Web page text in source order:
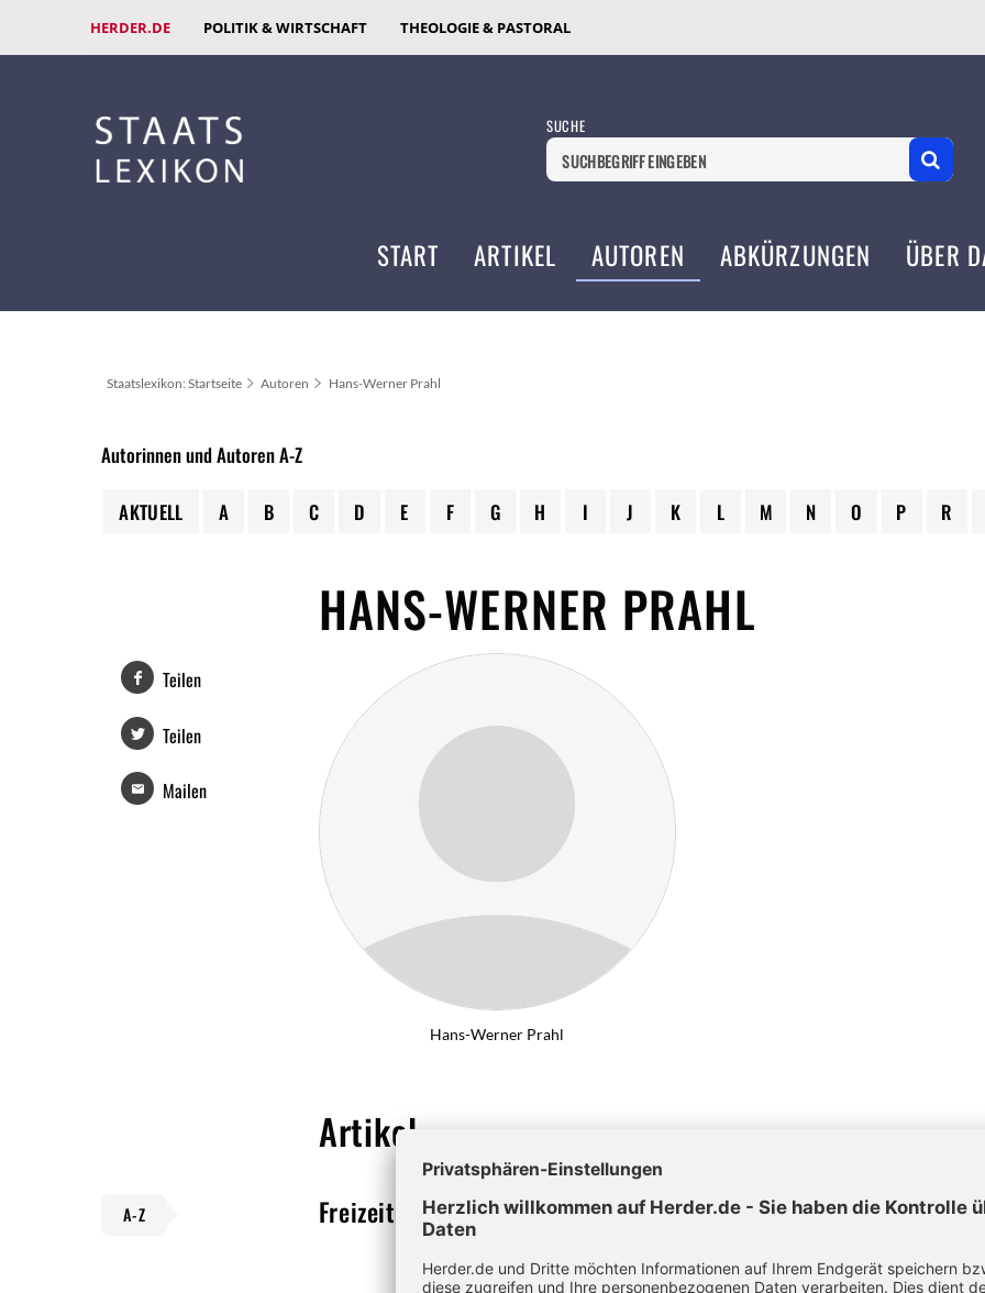
HERDER.DE POLITIK & WIRTSCHAFT THEOLOGIE & PASTORAL
SUCHE
START ARTIKEL AUTOREN ABKÜRZUNGEN ÜBER
Staatslexikon: Startseite Autoren Hans-Werner Prahl
Autorinnen und Autoren A-Z
AKTUELL A B C D E F G H I J K L M N O P R
HANS-WERNER PRAHL
Hans-Werner Prahl
Teilen
Teilen
Mailen
Artikel
A-Z Freizeit Von Hans-Werner Prahl